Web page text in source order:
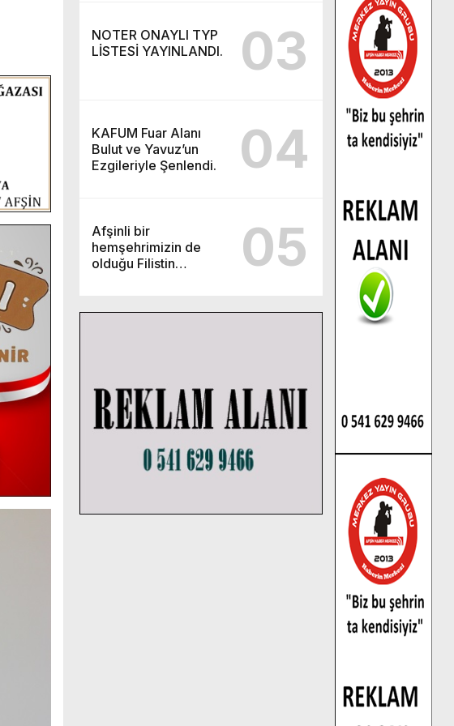
NOTER ONAYLI TYP
LİSTESİ YAYINLANDI.
03
KAFUM Fuar Alanı
Bulut ve Yavuz’un
Ezgileriyle Şenlendi.
04
Afşinli bir
hemşehrimizin de
olduğu Filistin
05